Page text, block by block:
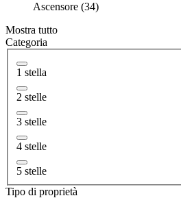
Ascensore (34)
Mostra tutto
Categoria
1 stella
2 stelle
3 stelle
4 stelle
5 stelle
Tipo di proprietà